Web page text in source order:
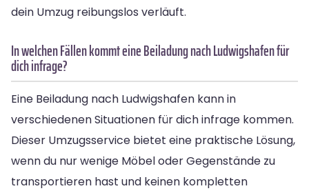
dein Umzug reibungslos verläuft.
In welchen Fällen kommt eine Beiladung nach Ludwigshafen für
dich infrage?
Eine Beiladung nach Ludwigshafen kann in
verschiedenen Situationen für dich infrage kommen.
Dieser Umzugsservice bietet eine praktische Lösung,
wenn du nur wenige Möbel oder Gegenstände zu
transportieren hast und keinen kompletten